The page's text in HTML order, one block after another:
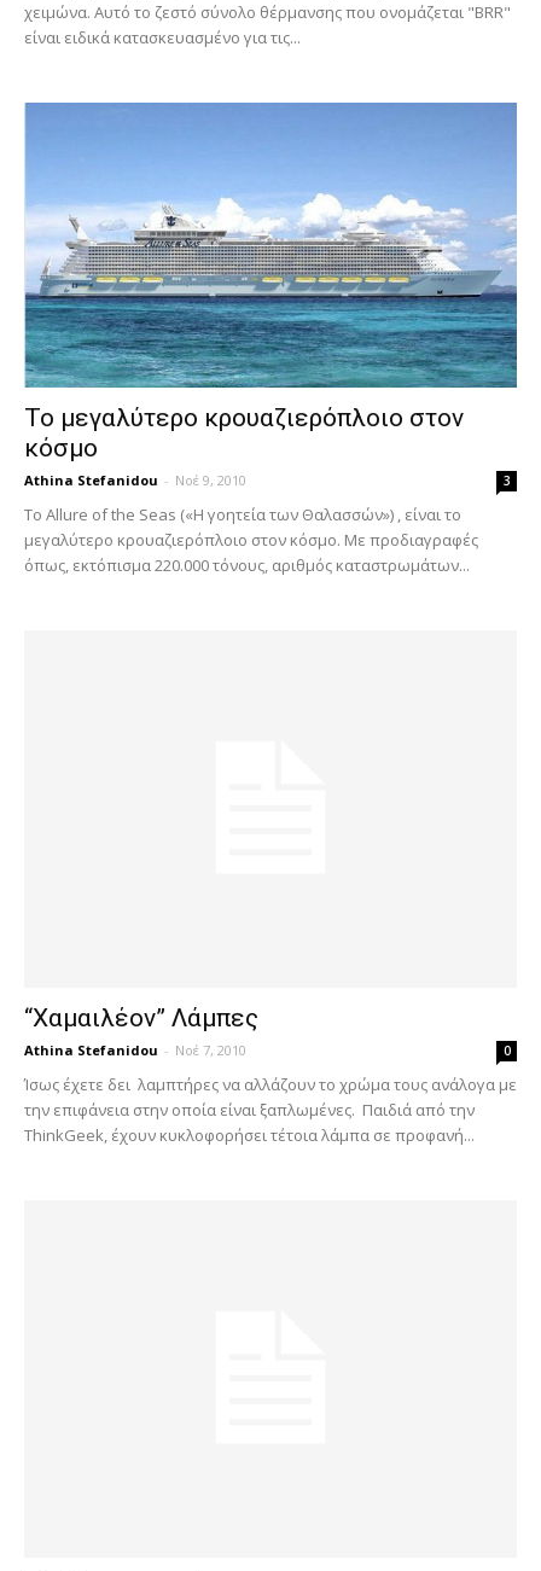
χειμώνα. Αυτό το ζεστό σύνολο θέρμανσης που ονομάζεται "BRR"
είναι ειδικά κατασκευασμένο για τις...
Το μεγαλύτερο κρουαζιερόπλοιο στον
κόσμο
Athina Stefanidou - Νοέ 9, 2010 3
Το Allure of the Seas («Η γοητεία των Θαλασσών») , είναι το
μεγαλύτερο κρουαζιερόπλοιο στον κόσμο. Με προδιαγραφές
όπως, εκτόπισμα 220.000 τόνους, αριθμός καταστρωμάτων...
“Χαμαιλέον” Λάμπες
Athina Stefanidou - Νοέ 7, 2010 0
Ίσως έχετε δει λαμπτήρες να αλλάζουν το χρώμα τους ανάλογα με
την επιφάνεια στην οποία είναι ξαπλωμένες. Παιδιά από την
ThinkGeek, έχουν κυκλοφορήσει τέτοια λάμπα σε προφανή...